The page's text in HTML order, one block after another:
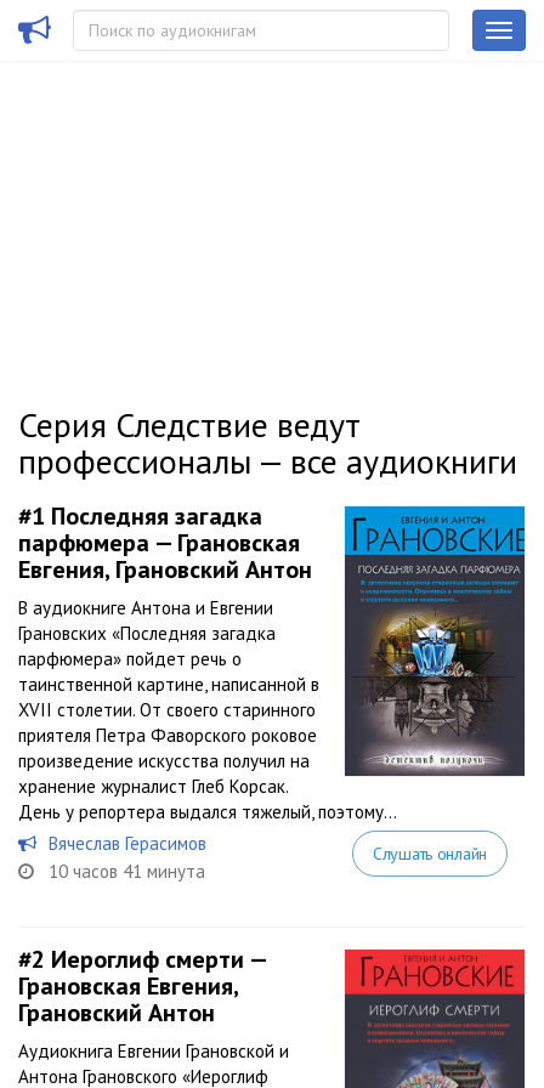
Серия Следствие ведут
профессионалы — все аудиокниги
#1 Последняя загадка
парфюмера — Грановская
Евгения, Грановский Антон
В аудиокниге Антона и Евгении
Грановских «Последняя загадка
парфюмера» пойдет речь о
таинственной картине, написанной в
XVII столетии. От своего старинного
приятеля Петра Фаворского роковое
произведение искусства получил на
хранение журналист Глеб Корсак.
День у репортера выдался тяжелый, поэтому...
Вячеслав Герасимов
10 часов 41 минута
Слушать онлайн
#2 Иероглиф смерти —
Грановская Евгения,
Грановский Антон
Аудиокнига Евгении Грановской и
Антона Грановского «Иероглиф